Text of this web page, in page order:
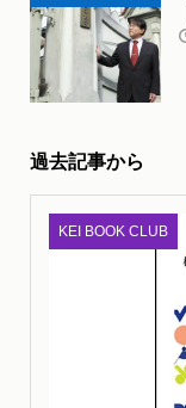
ー
過去記事から
KEI BOOK CLUB